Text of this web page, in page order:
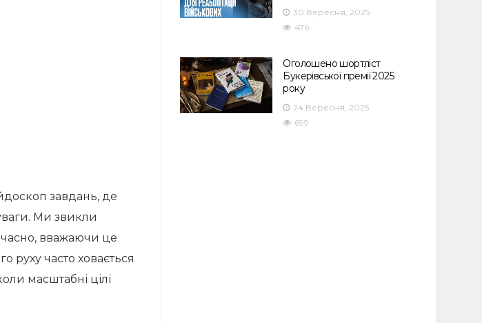
завдань, де
Ми звикли
вважаючи це
руху часто ховається
масштабні цілі
30 Вересня, 2025
476
Оголошено шортліст
Букерівської премії 2025
року
24 Вересня, 2025
699